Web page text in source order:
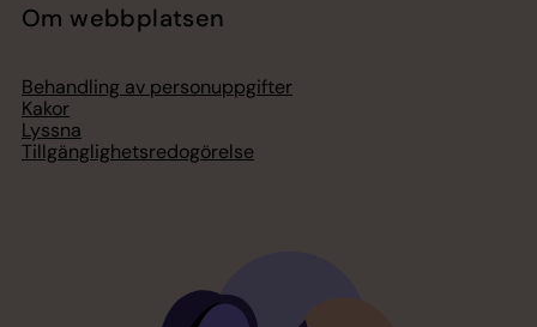
Om webbplatsen
Behandling av personuppgifter
Kakor
Lyssna
Tillgänglighetsredogörelse